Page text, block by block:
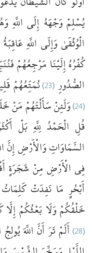
يُسْلِمْوَجْهَهُ إِلَى اللَّهِ
الْوُثْقَىٰوَإِلَى اللَّهِعَاقِبَةُ
كُفْرُهُإِلَيْنَامَرْجِعُهُمْ
الصُّدُورِ(23) نُمَتِّعُهُمْ
(24) وَلَئِنْسَأَلْتَهُمْمَنْ
قُلِ الْحَمْدُ لِلَّهِ بَلْ
السَّمَاوَاتِوَالْأَرْضِإِنَّ
فِيالْأَرْضِمِنْشَجَرَةٍ
أَبْحُرٍ مَا نَفِدَتْ كَلِمَاتُ
خَلْقُكُمْوَلَابَعْثُكُمْإِلَّا
(28) أَلَمْتَرَأَنَّاللَّهَيُولِجُ